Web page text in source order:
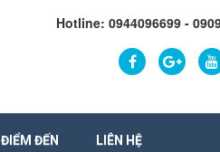
Hotline: 0944096699 -
ĐIỂM ĐẾN LIÊN HỆ